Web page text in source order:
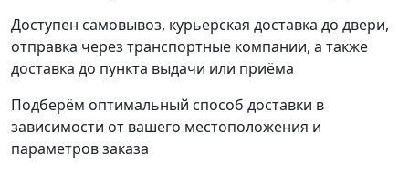
Доступен самовывоз, курьерская доставка до двери,
отправка через транспортные компании, а также
доставка до пункта выдачи или приёма
Подберём оптимальный способ доставки в
зависимости от вашего местоположения и
параметров заказа